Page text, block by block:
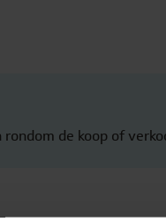
de koop of